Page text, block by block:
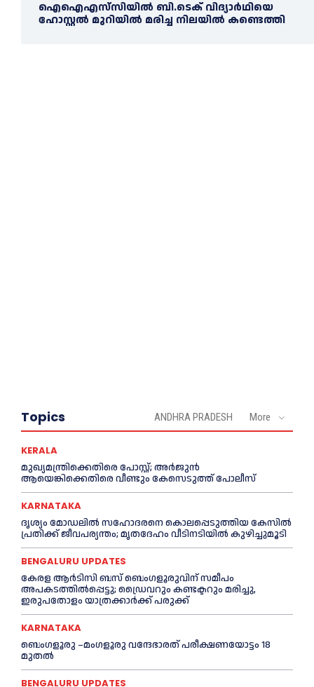
ഐഐഎസ്‌സിയിൽ ബി.ടെക് വിദ്യാർഥിയെ
ഹോസ്റ്റൽ മുറിയിൽ മരിച്ച നിലയിൽ കണ്ടെത്തി
Topics ANDHRA PRADESH More
KERALA
മുഖ്യമന്ത്രിക്കെതിരെ പോസ്റ്റ്; അര്‍ജുൻ
ആയെങ്കിക്കെതിരെ വീണ്ടും കേസെടുത്ത് പോലീസ്
KARNATAKA
ദൃശ്യം മോഡലിൽ സഹോദരനെ കൊലപ്പെടുത്തിയ കേസിൽ
പ്രതിക്ക് ജീവപര്യന്തം; മൃതദേഹം വീടിനടിയിൽ കുഴിച്ചുമൂടി
BENGALURU UPDATES
കേരള ആർടിസി ബസ് ബെംഗളൂരുവിന് സമീപം
അപകടത്തിൽപ്പെട്ടു; ഡ്രൈവറും കണ്ടക്ടറും മരിച്ചു,
ഇരുപതോളം യാത്രക്കാർക്ക് പരുക്ക്
KARNATAKA
ബെംഗളൂരു –മംഗളൂരു വന്ദേഭാരത് പരീക്ഷണയോട്ടം 18
മുതൽ
BENGALURU UPDATES